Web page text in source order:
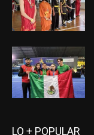
LO + POPULAR